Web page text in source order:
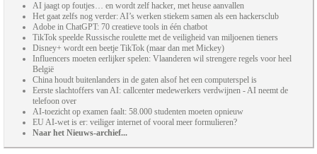
AI jaagt op foutjes… en wordt zelf hacker, met heuse aanvallen
Het gaat zelfs nog verder: AI’s werken stiekem samen als een hackersclub
Adobe in ChatGPT: 70 creatieve tools in één chatbot
TikTok speelde Russische roulette met de veiligheid van miljoenen tieners
Disney+ wordt een beetje TikTok (maar dan met Mickey)
Influencers moeten eerlijker spelen: Vlaanderen wil strengere regels voor heel
België
China houdt buitenlanders in de gaten alsof het een computerspel is
Eerste slachtoffers van AI: callcenter medewerkers verdwijnen - AI neemt de
telefoon over
AI-toezicht op examen faalt: 58.000 studenten moeten opnieuw
EU AI-wet is er: veiliger internet of vooral meer formulieren?
Naar het Nieuws-archief...